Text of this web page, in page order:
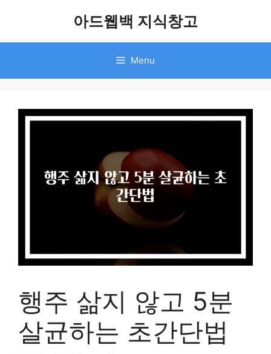
아드웹백 지식창고
Menu
행주 삶지 않고 5분
살균하는 초간단법